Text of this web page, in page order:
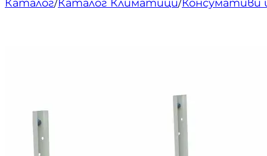
Каталог/Каталог Климатици/Консумативи